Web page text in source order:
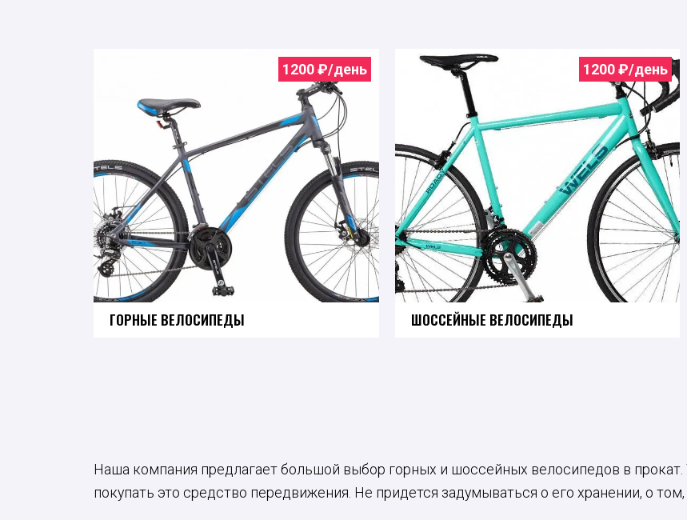
1200₽/день
ГОРНЫЕ ВЕЛОСИПЕДЫ
1200₽/день
ШОССЕЙНЫЕ ВЕЛОСИПЕДЫ
Наша компания предлагает большой выбор горных и шоссейных велосипедов в прокат.
покупать это средство передвижения. Не придется задумываться о его хранении, о